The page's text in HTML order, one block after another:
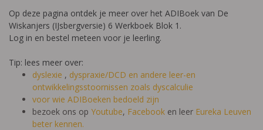
Op deze pagina ontdek je meer over het ADIBoek van De
Wiskanjers (IJsbergversie) 6 Werkboek Blok 1.
Log in en bestel meteen voor je leerling.
Tip: lees meer over:
dyslexie , dyspraxie/DCD en andere leer-en
ontwikkelingsstoornissen zoals dyscalculie
voor wie ADIBoeken bedoeld zijn
bezoek ons op Youtube, Facebook en leer Eureka Leuven
beter kennen.